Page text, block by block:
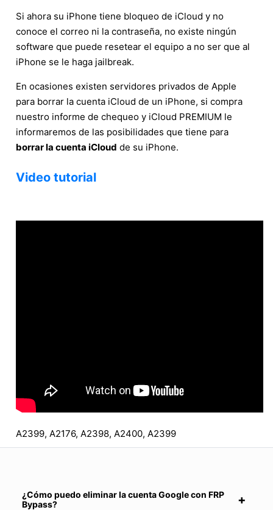
Si ahora su iPhone tiene bloqueo de iCloud y no
conoce el correo ni la contraseña, no existe ningún
software que puede resetear el equipo a no ser que al
iPhone se le haga jailbreak.
En ocasiones existen servidores privados de Apple
para borrar la cuenta iCloud de un iPhone, si compra
nuestro informe de chequeo y iCloud PREMIUM le
informaremos de las posibilidades que tiene para
borrar la cuenta iCloud de su iPhone.
Video tutorial
A2399, A2176, A2398, A2400, A2399
¿Cómo puedo eliminar la cuenta Google con FRP
Bypass?